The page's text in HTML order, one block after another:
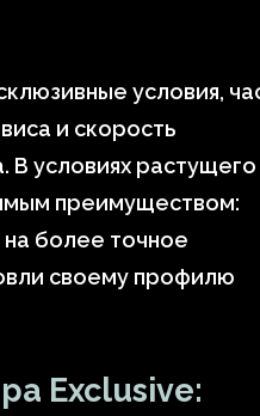
условия,
и скорость
В условиях растущего
преимуществом:
более точное
своему профилю
Exclusive: